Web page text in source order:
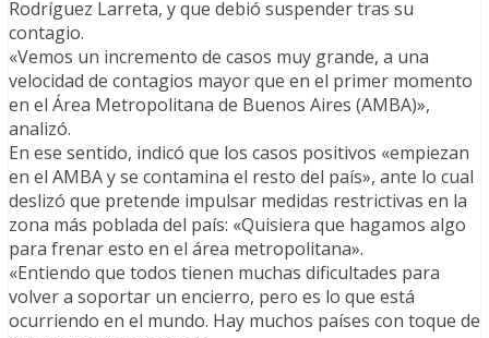
Rodríguez Larreta, y que debió suspender tras su
contagio.
«Vemos un incremento de casos muy grande, a una
velocidad de contagios mayor que en el primer momento
en el Área Metropolitana de Buenos Aires (AMBA)»,
analizó.
En ese sentido, indicó que los casos positivos «empiezan
en el AMBA y se contamina el resto del país», ante lo cual
deslizó que pretende impulsar medidas restrictivas en la
zona más poblada del país: «Quisiera que hagamos algo
para frenar esto en el área metropolitana».
«Entiendo que todos tienen muchas dificultades para
volver a soportar un encierro, pero es lo que está
ocurriendo en el mundo. Hay muchos países con toque de